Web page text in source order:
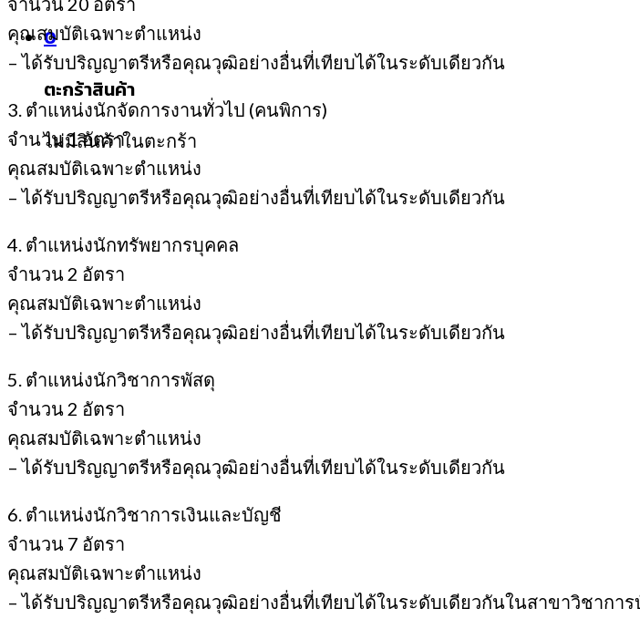
0
ตะกร้าสินค้า
ไม่มีสินค้าในตะกร้า
คุณสมบัติเฉพาะตําแหน่ง
– ได้รับปริญญาตรีหรือคุณวุฒิอย่างอื่นที่เทียบได้ในระดับเดียวกัน
3. ตำแหน่งนักจัดการงานทั่วไป (คนพิการ)
จํานวน 1 อัตรา
คุณสมบัติเฉพาะตําแหน่ง
– ได้รับปริญญาตรีหรือคุณวุฒิอย่างอื่นที่เทียบได้ในระดับเดียวกัน
4. ตําแหน่งนักทรัพยากรบุคคล
จํานวน 2 อัตรา
คุณสมบัติเฉพาะตําแหน่ง
– ได้รับปริญญาตรีหรือคุณวุฒิอย่างอื่นที่เทียบได้ในระดับเดียวกัน
5. ตำแหน่งนักวิชาการพัสดุ
จำนวน 2 อัตรา
คุณสมบัติเฉพาะตําแหน่ง
– ได้รับปริญญาตรีหรือคุณวุฒิอย่างอื่นที่เทียบได้ในระดับเดียวกัน
6. ตำแหน่งนักวิชาการเงินและบัญชี
จํานวน 7 อัตรา
คุณสมบัติเฉพาะตําแหน่ง
– ได้รับปริญญาตรีหรือคุณวุฒิอย่างอื่นที่เทียบได้ในระดับเดียวกันในสาขาวิชากา